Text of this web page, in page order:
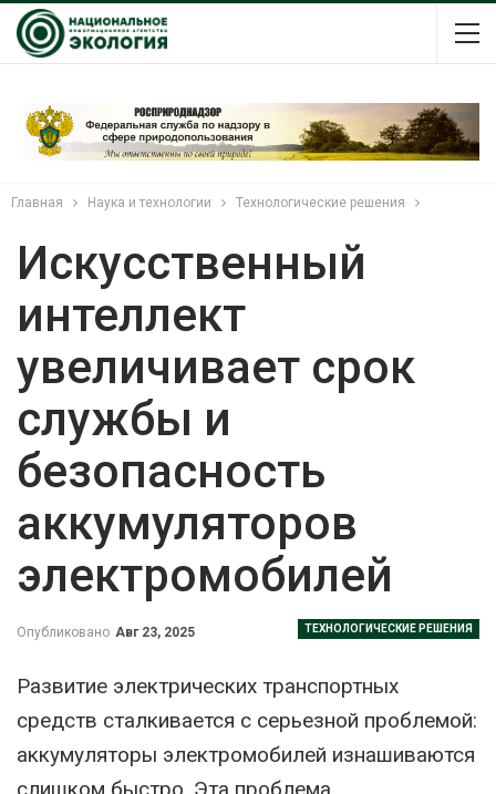
Главная Наука и технологии Технологические решения
Искусственный
интеллект
увеличивает срок
службы и
безопасность
аккумуляторов
электромобилей
ТЕХНОЛОГИЧЕСКИЕ РЕШЕНИЯ
Опубликовано Авг 23, 2025
Развитие электрических транспортных
средств сталкивается с серьезной проблемой:
аккумуляторы электромобилей изнашиваются
слишком быстро. Эта проблема